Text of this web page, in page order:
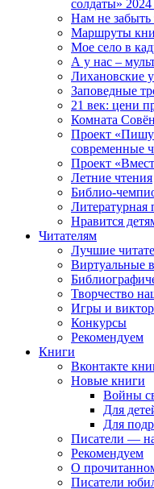
солдаты» 2024
Нам не забыть
Маршруты
Мое село в
А у нас –
Лихановские
Заповедные
21 век: цени
Комната
Проект
современные
Проект
Летние чтения
Библио-
Литературная
Нравится
Читателям
Лучшие
Виртуальные
Творчество
Игры и
Конкурсы
Рекомендуем
Книги
Вконтакте
Новые книги
Войны
Для
Для
Писатели —
Рекомендуем
О
Писатели